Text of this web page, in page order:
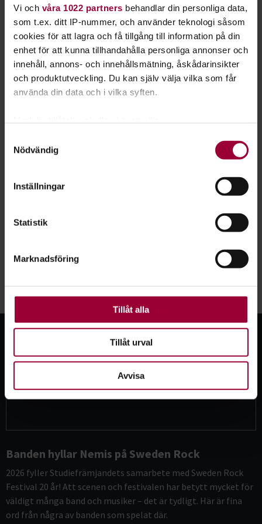
Vi och våra 1022 partners behandlar din personliga data,
som t.ex. ditt IP-nummer, och använder teknologi såsom
cookies för att lagra och få tillgång till information på din
enhet för att kunna tillhandahålla personliga annonser och
innehåll, annons- och innehållsmätning, åskådarinsikter
och produktutveckling. Du kan själv välja vilka som får
använda din data och i vilka syften.
som kan ha en noggrannhet på upp till flera meter
Ta reda på mer om hur dina personliga uppgifter
Du kan ändra eller dra tillbaka ditt samtycke när som
För att du ska få en så bra upplevelse som möjligt
Nödvändig
Inställningar
Statistik
Marknadsföring
Tillåt alla
Tillåt urval
Avvisa
Nemis Tyrolentrall
punkfestival! Arrangörerna bakom Muskelrock står
även bakom Tyrolentrall – Punk i Parken, som går
av stapeln den 10 juli i Blädinge, Småland. Ansökan
för 20...
Se fler nyheter
Banden hyllar Nemis på Sweden Rock
2026 fyller Studiefrämjandets samarbete med Sweden Rock
Festival 20 år! Att scenen och festivalen har betytt mycket för
väldigt många band och musiker – det är tydligt. Här är fina
ord från några av banden som spelat där.